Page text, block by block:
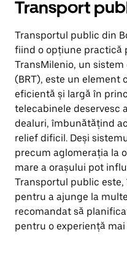
Transport
Transportul public din
fiind o opțiune practică
TransMilenio, un
(BRT), este un element
eficientă și largă în
telecabinele deservesc
dealuri, îmbunătățind
relief dificil. Deși
precum aglomerația la
mare a orașului pot
Transportul public este,
pentru a ajunge la
recomandat să
pentru o experiență